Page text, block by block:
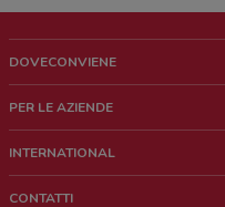
DOVECONVIENE
Chi siamo
PER LE AZIENDE
Richieste commerciali e marketing
INTERNATIONAL
CONTATTI